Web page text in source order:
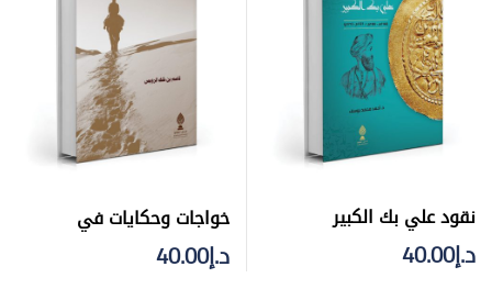
نقود علي بك الكبير
د.إ40.00
خواجات وحكايات في
الصحراء العربية
د.إ40.00